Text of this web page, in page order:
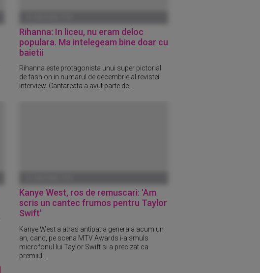
Rihanna: In liceu, nu eram deloc
populara. Ma intelegeam bine doar cu
baietii
Rihanna este protagonista unui super pictorial
de fashion in numarul de decembrie al revistei
Interview. Cantareata a avut parte de...
Kanye West, ros de remuscari: 'Am
scris un cantec frumos pentru Taylor
Swift'
Kanye West a atras antipatia generala acum un
an, cand, pe scena MTV Awards i-a smuls
microfonul lui Taylor Swift si a precizat ca
premiul...